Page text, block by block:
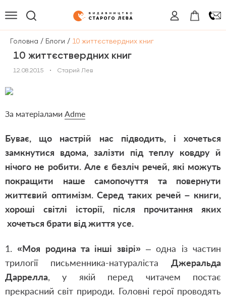
Головна / Блоги / 10 життєствердних книг
10 життєствердних книг
12.08.2015 • Старий Лев
За матеріалами Аdme
Буває, що настрій нас підводить, і хочеться
замкнутися вдома, залізти під теплу ковдру й
нічого не робити. Але є безліч речей, які можуть
покращити наше самопочуття та повернути
життєвий оптимізм. Серед таких речей – книги,
хороші світлі історії, після прочитання яких
хочеться брати від життя усе.
1.«Моя родина та інші звірі»– одна із частин
трилогії письменника-натураліста Джеральда
Даррелла, у якій перед читачем постає
прекрасний світ природи. Головні герої проводять